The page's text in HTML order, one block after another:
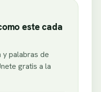
este cada
y palabras de
gratis a la